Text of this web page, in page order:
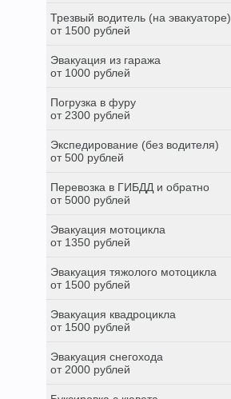
Трезвый водитель (на эвакуаторе)
от 1500 рублей
Эвакуация из гаража
от 1000 рублей
Погрузка в фуру
от 2300 рублей
Экспедирование (без водителя)
от 500 рублей
Перевозка в ГИБДД и обратно
от 5000 рублей
Эвакуация мотоцикла
от 1350 рублей
Эвакуация тяжолого мотоцикла
от 1500 рублей
Эвакуация квадроцикла
от 1500 рублей
Эвакуация снегохода
от 2000 рублей